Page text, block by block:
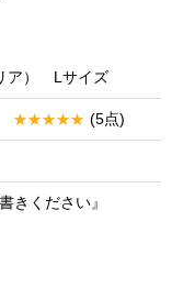
ア） Lサイズ
(5点)
きください』